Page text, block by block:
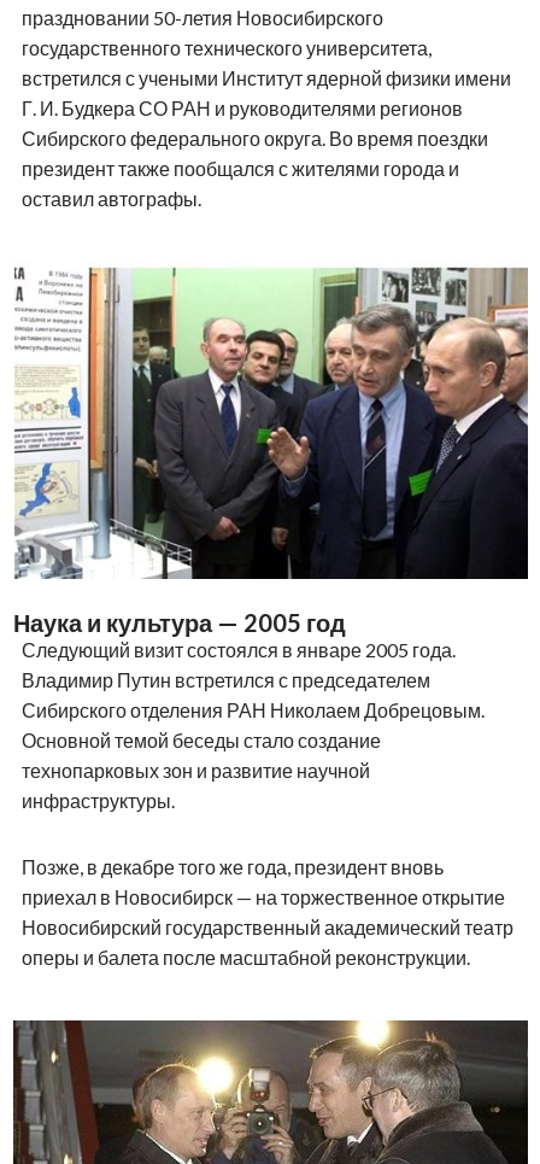
год
В марте 2013 года президент посетил Новосибирский
авиационный завод имени В. П. Чкалова, где
ознакомился с работой предприятия. Также он
возложил цветы к памятнику Герою Советского Союза
Александру Покрышкину.